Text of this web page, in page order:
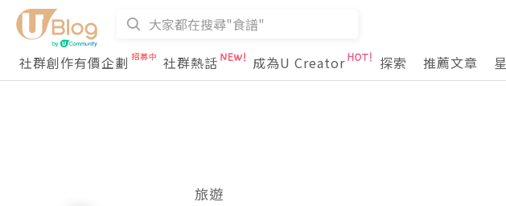
社群創作有價企劃
社群熱話 成為U Creator 探索 推薦文章
旅遊